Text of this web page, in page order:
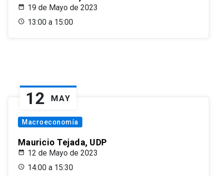
19 de Mayo de 2023
13:00 a 15:00
12 MAY
Macroeconomía
Mauricio Tejada, UDP
12 de Mayo de 2023
14:00 a 15:30